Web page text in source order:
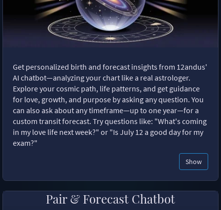
Get personalized birth and forecast insights from 12andus'
AI chatbot—analyzing your chart like a real astrologer.
Explore your cosmic path, life patterns, and get guidance
for love, growth, and purpose by asking any question. You
can also ask about any timeframe—up to one year—for a
custom transit forecast. Try questions like: "What's coming
in my love life next week?" or "Is July 12 a good day for my
exam?"
Show
Pair & Forecast Chatbot